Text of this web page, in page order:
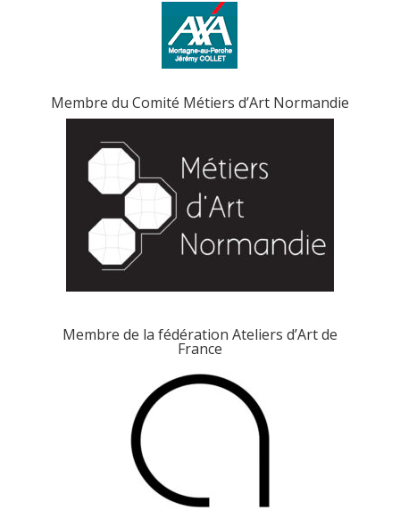
Membre du Comité Métiers d’Art Normandie
Membre de la fédération Ateliers d’Art de
France